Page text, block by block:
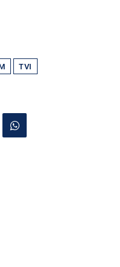
TVI